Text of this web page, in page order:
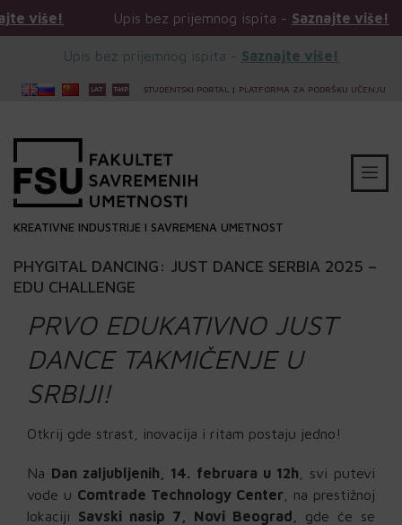
Upis bez prijemnog ispita -Saznajte više!
Upis bez prijemnog ispita - Saznajte više!
STUDENTSKI PORTAL | PLATFORMA ZA PODRŠKU UČENJU
KREATIVNE INDUSTRIJE I SAVREMENA UMETNOST
PHYGITAL DANCING: JUST DANCE SERBIA 2025 –
EDU CHALLENGE
PRVO EDUKATIVNO JUST
DANCE TAKMIČENJE U
SRBIJI!
Otkrij gde strast, inovacija i ritam postaju jedno!
Na Dan zaljubljenih, 14. februara u 12h , svi putevi
vode u Comtrade Technology Center , na prestižnoj
lokaciji Savski nasip 7, Novi Beograd , gde će se